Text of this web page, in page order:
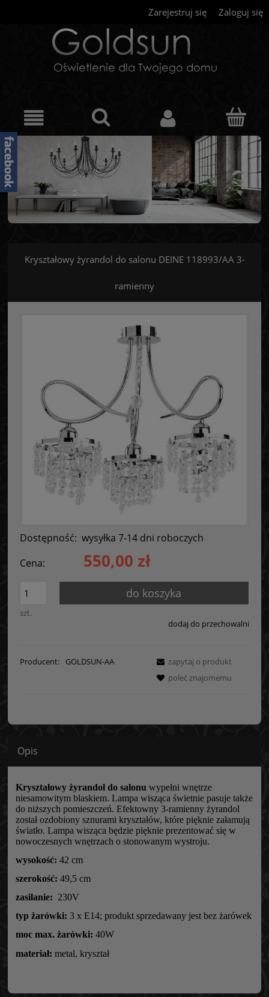
Zarejestruj się Zaloguj się
Kryształowy żyrandol do salonu DEINE 118993/AA 3-
ramienny
Dostępność: wysyłka 7-14 dni roboczych
Cena:
550,00 zł
szt.
do koszyka
dodaj do przechowalni
Producent: GOLDSUN-AA
zapytaj o produkt
poleć znajomemu
Opis
Kryształowy żyrandol do salonu wypełni wnętrze
niesamowitym blaskiem. Lampa wisząca świetnie pasuje także
do niższych pomieszczeń. Efektowny 3-ramienny żyrandol
został ozdobiony sznurami kryształów, które pięknie załamują
światło. Lampa wisząca będzie pięknie prezentować się w
nowoczesnych wnętrzach o stonowanym wystroju.
wysokość: 42 cm
szerokość: 49,5 cm
zasilanie: 230V
typ żarówki: 3 x E14; produkt sprzedawany jest bez żarówek
moc max. żarówki: 40W
materiał: metal, kryształ